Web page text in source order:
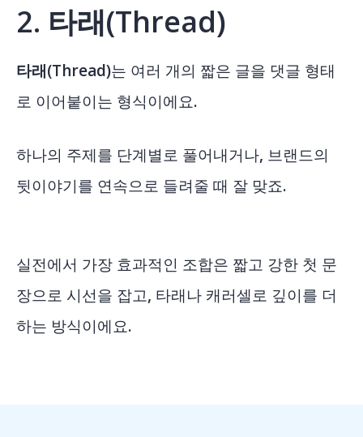
2. 타래(Thread)
타래(Thread)는 여러 개의 짧은 글을 댓글 형태
로 이어붙이는 형식이에요.
하나의 주제를 단계별로 풀어내거나, 브랜드의
뒷이야기를 연속으로 들려줄 때 잘 맞죠.
실전에서 가장 효과적인 조합은 짧고 강한 첫 문
장으로 시선을 잡고, 타래나 캐러셀로 깊이를 더
하는 방식이에요.